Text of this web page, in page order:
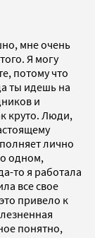
мне очень
Я могу
потому что
ты идешь на
и
круто. Люди,
лично
одном,
то я работала
все свое
привело к
понятно,